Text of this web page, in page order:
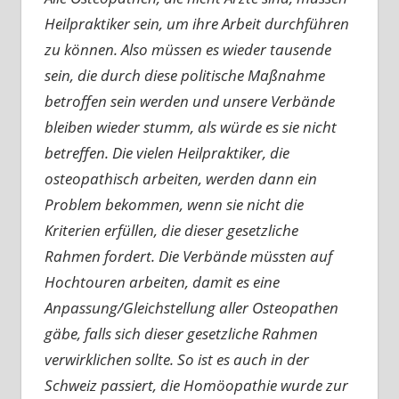
Heilpraktiker sein, um ihre Arbeit durchführen
zu können. Also müssen es wieder tausende
sein, die durch diese politische Maßnahme
betroffen sein werden und unsere Verbände
bleiben wieder stumm, als würde es sie nicht
betreffen. Die vielen Heilpraktiker, die
osteopathisch arbeiten, werden dann ein
Problem bekommen, wenn sie nicht die
Kriterien erfüllen, die dieser gesetzliche
Rahmen fordert. Die Verbände müssten auf
Hochtouren arbeiten, damit es eine
Anpassung/Gleichstellung aller Osteopathen
gäbe, falls sich dieser gesetzliche Rahmen
verwirklichen sollte. So ist es auch in der
Schweiz passiert, die Homöopathie wurde zur